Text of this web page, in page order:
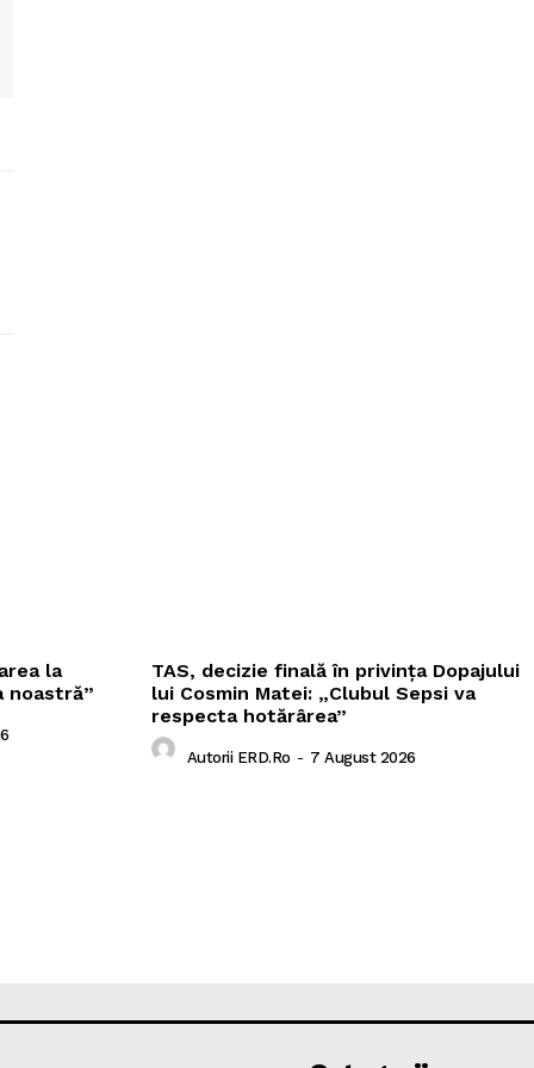
la
noastră”
TAS, decizie finală în privința Dopajului
lui Cosmin Matei: „Clubul Sepsi va
respecta hotărârea”
Autorii ERD.ro - 7 August 2026